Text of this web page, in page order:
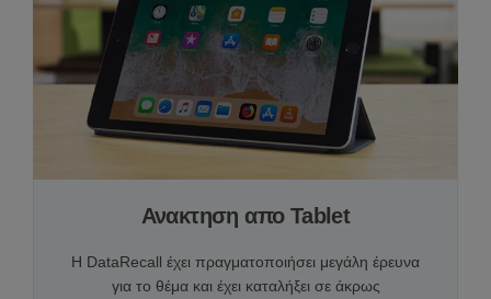
Ανακτηση απο Tablet
Η DataRecall έχει πραγματοποιήσει μεγάλη έρευνα
για το θέμα και έχει καταλήξει σε άκρως